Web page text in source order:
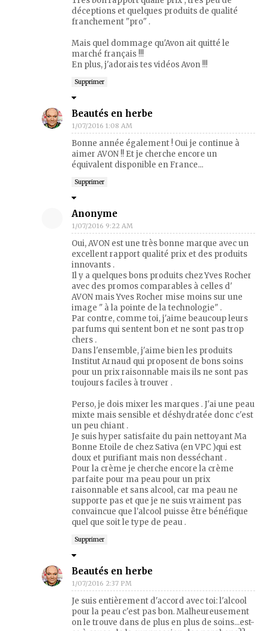
déceptions et quelques produits de qualité
franchement "pro" .
Mais quel dommage qu'Avon ait quitté le
marché français !!!
En plus, j'adorais tes vidéos Avon !!!
Supprimer
Beautés en herbe
1/07/2016 1:08 AM
Bonne année également ! Oui je continue à
aimer AVON !! Et je cherche encore un
équivalent disponible en France...
Supprimer
Anonyme
1/07/2016 9:22 AM
Oui, AVON est une très bonne marque avec un
excellent rapport qualité prix et des produits
innovants .
Il y a quelques bons produits chez Yves Rocher
avec des promos comparables à celles d'
AVON mais Yves Rocher mise moins sur une
image " à la pointe de la technologie" .
Par contre, comme toi, j'aime beaucoup leurs
parfums qui sentent bon et ne sont pas trop
chers .
Dans l'ensemble, j'aime bien les produits
Institut Arnaud qui proposent de bons soins
pour un prix raisonnable mais ils ne sont pas
toujours faciles à trouver .
Perso, je dois mixer les marques . J'ai une peau
mixte mais sensible et déshydratée donc c'est
un peu chiant .
Je suis hyper satisfaite du pain nettoyant Ma
Bonne Etoile de chez Sativa (en VPC )qui est
doux et purifiant mais non desséchant .
Pour la crème je cherche encore la crème
parfaite pour ma peau pour un prix
raisonnable et sans alcool, car ma peau ne
supporte pas et que je ne suis vraiment pas
convaincue que l'alcool puisse être bénéfique
quel que soit le type de peau .
Supprimer
Beautés en herbe
1/07/2016 2:37 PM
Je suis entièrement d'accord avec toi: l'alcool
pour la peau c'est pas bon. Malheureusement
on le trouve dans de plus en plus de soins...est-